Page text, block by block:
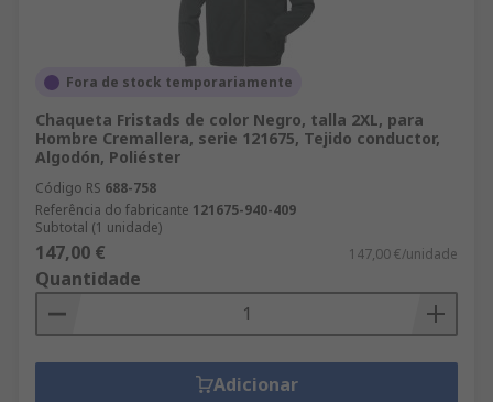
Fora de stock temporariamente
Chaqueta Fristads de color Negro, talla 2XL, para
Hombre Cremallera, serie 121675, Tejido conductor,
Algodón, Poliéster
Código RS 688-758
Referência do fabricante 121675-940-409
Subtotal (1 unidade)
147,00 € 147,00 €/unidade
Quantidade
Adicionar